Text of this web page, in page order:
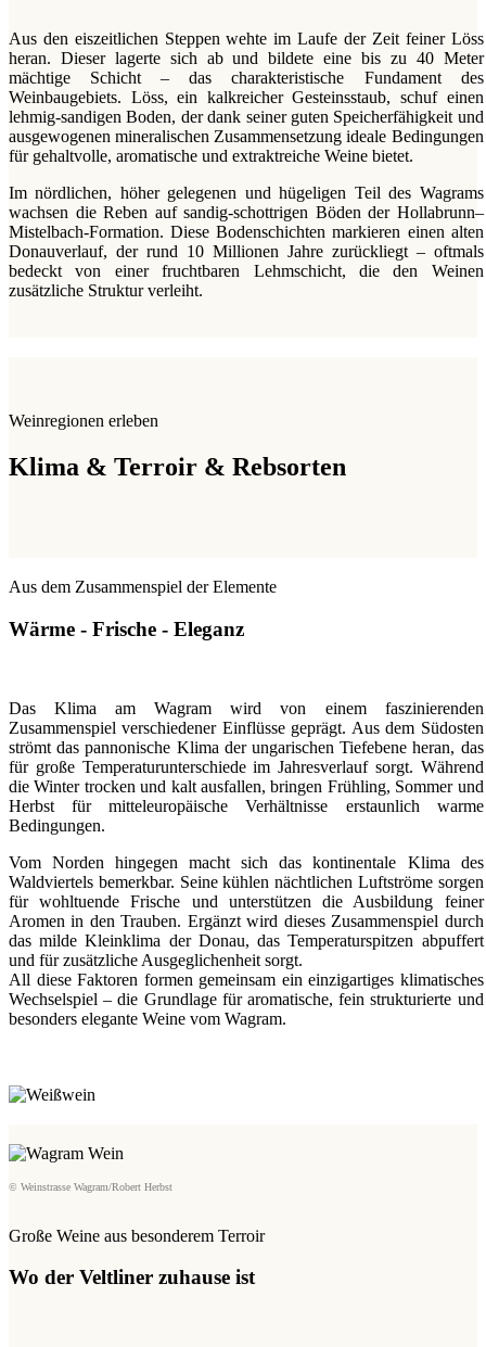
Aus den eiszeitlichen Steppen wehte im Laufe der Zeit feiner Löss
heran. Dieser lagerte sich ab und bildete eine bis zu 40 Meter
mächtige Schicht – das charakteristische Fundament des
Weinbaugebiets. Löss, ein kalkreicher Gesteinsstaub, schuf einen
lehmig-sandigen Boden, der dank seiner guten Speicherfähigkeit und
ausgewogenen mineralischen Zusammensetzung ideale Bedingungen
für gehaltvolle, aromatische und extraktreiche Weine bietet.
Im nördlichen, höher gelegenen und hügeligen Teil des Wagrams
wachsen die Reben auf sandig-schottrigen Böden der Hollabrunn–
Mistelbach-Formation. Diese Bodenschichten markieren einen alten
Donauverlauf, der rund 10 Millionen Jahre zurückliegt – oftmals
bedeckt von einer fruchtbaren Lehmschicht, die den Weinen
zusätzliche Struktur verleiht.
Weinregionen erleben
Klima & Terroir & Rebsorten
Aus dem Zusammenspiel der Elemente
Wärme - Frische - Eleganz
Das Klima am Wagram wird von einem faszinierenden
Zusammenspiel verschiedener Einflüsse geprägt. Aus dem Südosten
strömt das pannonische Klima der ungarischen Tiefebene heran, das
für große Temperaturunterschiede im Jahresverlauf sorgt. Während
die Winter trocken und kalt ausfallen, bringen Frühling, Sommer und
Herbst für mitteleuropäische Verhältnisse erstaunlich warme
Bedingungen.
Vom Norden hingegen macht sich das kontinentale Klima des
Waldviertels bemerkbar. Seine kühlen nächtlichen Luftströme sorgen
für wohltuende Frische und unterstützen die Ausbildung feiner
Aromen in den Trauben. Ergänzt wird dieses Zusammenspiel durch
das milde Kleinklima der Donau, das Temperaturspitzen abpuffert
und für zusätzliche Ausgeglichenheit sorgt.
All diese Faktoren formen gemeinsam ein einzigartiges klimatisches
Wechselspiel – die Grundlage für aromatische, fein strukturierte und
besonders elegante Weine vom Wagram.
© Weinstrasse Wagram/Robert Herbst
Große Weine aus besonderem Terroir
Wo der Veltliner zuhause ist